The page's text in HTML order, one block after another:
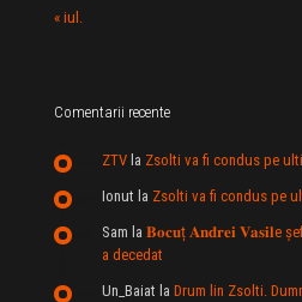
« iul.
Comentarii recente
ZTV la Zsolti va fi condus pe
Ionut la Zsolti va fi condus pe
Sam la 𝐁𝐨𝐜𝐮ț 𝐀𝐧𝐝𝐫𝐞𝐢 𝐕𝐚𝐬𝐢𝐥e
a decedat
Un_Baiat la Drum lin Zsolti.